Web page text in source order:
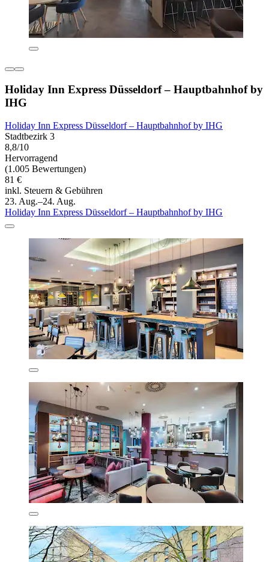
Holiday Inn Express Düsseldorf – Hauptbahnhof by
IHG
Holiday Inn Express Düsseldorf – Hauptbahnhof by IHG
Stadtbezirk 3
8,8/10
Hervorragend
(1.005 Bewertungen)
81 €
inkl. Steuern & Gebühren
23. Aug.–24. Aug.
Holiday Inn Express Düsseldorf – Hauptbahnhof by IHG